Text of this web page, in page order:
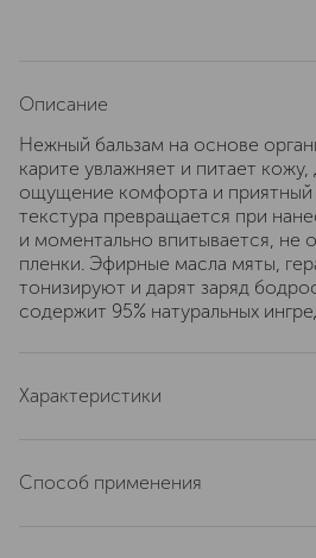
Описание
Нежный бальзам на основе
карите увлажняет и питает
ощущение комфорта и
текстура превращается при
и моментально впитывается, не
пленки. Эфирные масла мяты,
тонизируют и дарят заряд
содержит 95% натуральных
Характеристики
область применения
Способ применения